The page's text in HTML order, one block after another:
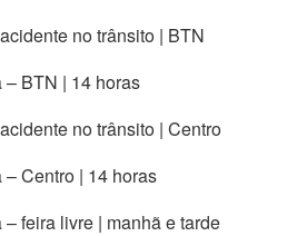
no trânsito | BTN
BTN | 14 horas
no trânsito | Centro
Centro | 14 horas
feira livre | manhã e tarde